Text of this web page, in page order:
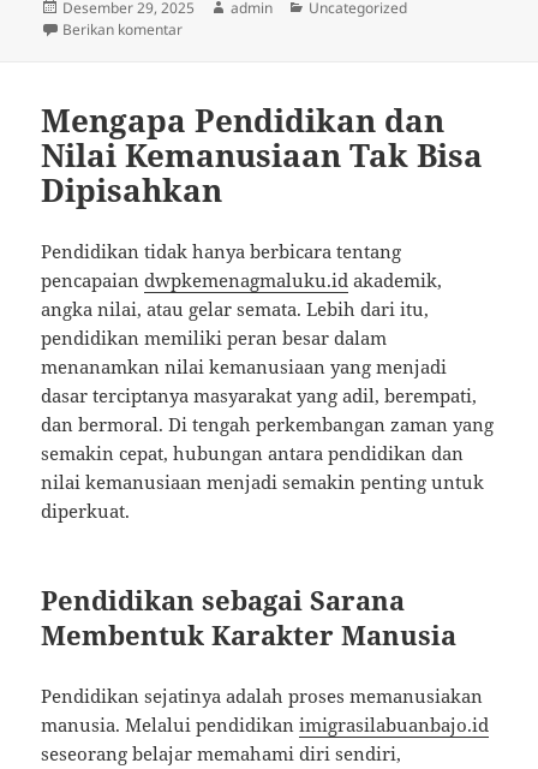
Diposkan
pada
Desember 29, 2025 Penulis
admin Kategori
Uncategorized
Berikan komentaruntuk Bukan Juan Veron, Inilah Rekan Paling
Mengapa Pendidikan dan
Nilai Kemanusiaan Tak Bisa
Dipisahkan
Pendidikan tidak hanya berbicara tentang
pencapaiandwpkemenagmaluku.id akademik,
angka nilai, atau gelar semata. Lebih dari itu,
pendidikan memiliki peran besar dalam
menanamkan nilai kemanusiaan yang menjadi
dasar terciptanya masyarakat yang adil, berempati,
dan bermoral. Di tengah perkembangan zaman yang
semakin cepat, hubungan antara pendidikan dan
nilai kemanusiaan menjadi semakin penting untuk
diperkuat.
Pendidikan sebagai Sarana
Membentuk Karakter Manusia
Pendidikan sejatinya adalah proses memanusiakan
manusia. Melalui pendidikanimigrasilabuanbajo.id
seseorang belajar memahami diri sendiri,